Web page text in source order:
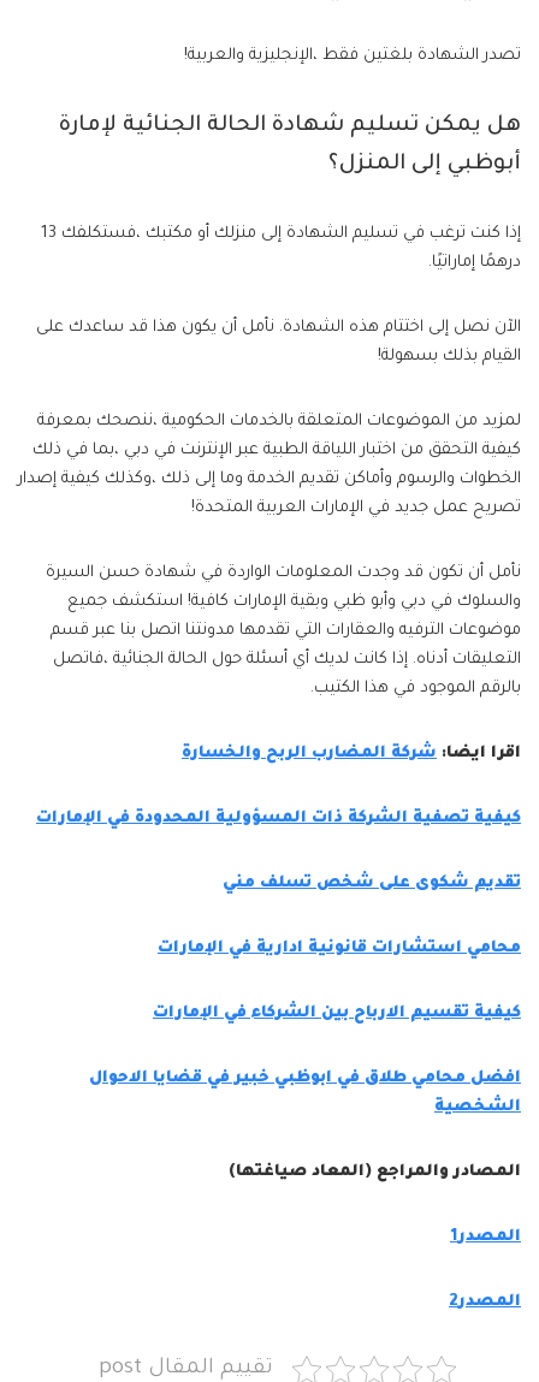
تصدر الشهادة بلغتين فقط ،الإنجليزية والعربية!
هل يمكن تسليم شهادة الحالة الجنائية لإمارة
أبوظبي إلى المنزل؟
إذا كنت ترغب في تسليم الشهادة إلى منزلك أو مكتبك ،فستكلفك 13
درهمًا إماراتيًا.
الآن نصل إلى اختتام هذه الشهادة. نأمل أن يكون هذا قد ساعدك على
القيام بذلك بسهولة!
لمزيد من الموضوعات المتعلقة بالخدمات الحكومية ،ننصحك بمعرفة
كيفية التحقق من اختبار اللياقة الطبية عبر الإنترنت في دبي ،بما في ذلك
الخطوات والرسوم وأماكن تقديم الخدمة وما إلى ذلك ،وكذلك كيفية إصدار
تصريح عمل جديد في الإمارات العربية المتحدة!
نأمل أن تكون قد وجدت المعلومات الواردة في شهادة حسن السيرة
والسلوك في دبي وأبو ظبي وبقية الإمارات كافية! استكشف جميع
موضوعات الترفيه والعقارات التي تقدمها مدونتنا اتصل بنا عبر قسم
التعليقات أدناه. إذا كانت لديك أي أسئلة حول الحالة الجنائية ،فاتصل
بالرقم الموجود في هذا الكتيب.
اقرا ايضا: شركة المضارب الربح والخسارة
كيفية تصفية الشركة ذات المسؤولية المحدودة في الإمارات
تقديم شكوى على شخص تسلف مني
محامي استشارات قانونية ادارية في الإمارات
كيفية تقسيم الارباح بين الشركاء في الإمارات
افضل محامي طلاق في ابوظبي خبير في قضايا الاحوال
الشخصية
المصادر والمراجع (المعاد صياغتها)
المصدر1
المصدر2
تقييم المقال post